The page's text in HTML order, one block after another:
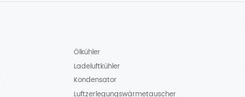
Ölkühler
Ladeluftkühler
Kondensator
Luftzerlegungswärmetauscher